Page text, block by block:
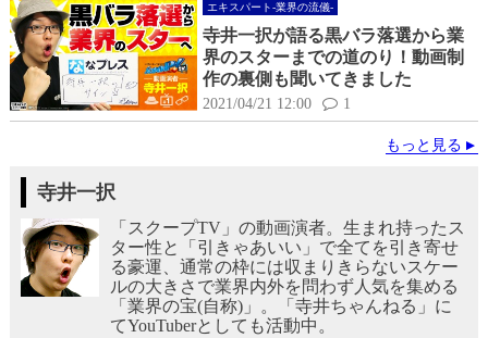
エキスパート-業界の流儀-
寺井一択が語る黒バラ落選から業
界のスターまでの道のり！動画制
作の裏側も聞いてきました
2021/04/21 12:00 1
もっと見る
寺井一択
「スクープTV」の動画演者。生まれ持ったス
ター性と「引きゃあいい」で全てを引き寄せ
る豪運、通常の枠には収まりきらないスケー
ルの大きさで業界内外を問わず人気を集める
「業界の宝(自称)」。「寺井ちゃんねる」に
てYouTuberとしても活動中。